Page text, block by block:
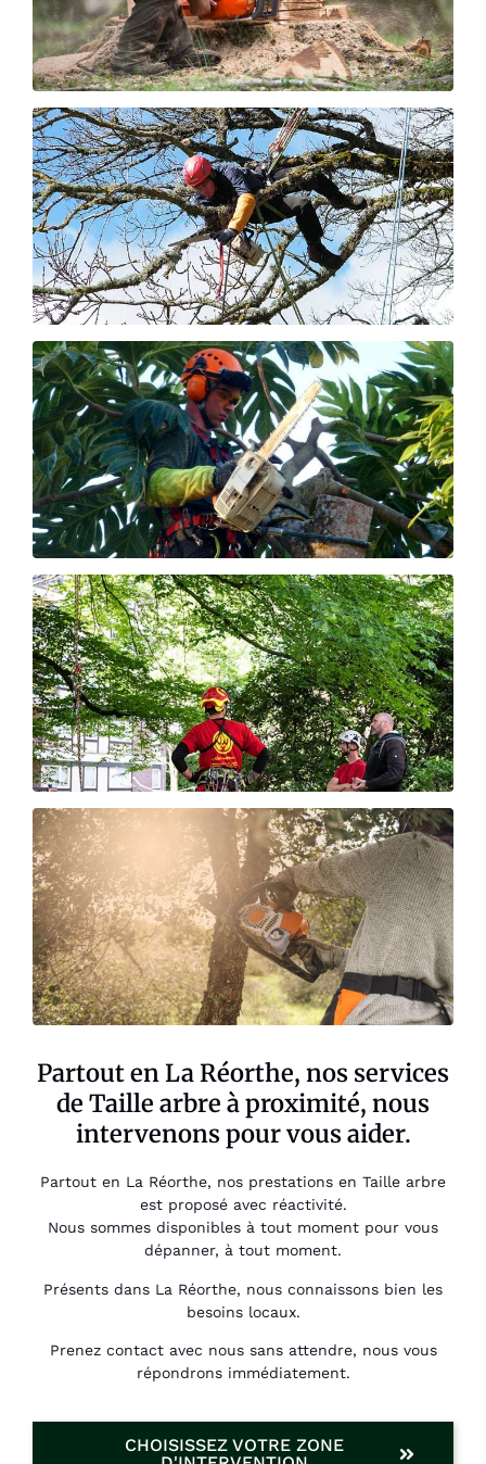
Partout en La Réorthe, nos services
de Taille arbre à proximité, nous
intervenons pour vous aider.
Partout en La Réorthe, nos prestations en Taille arbre
est proposé avec réactivité.
Nous sommes disponibles à tout moment pour vous
dépanner, à tout moment.
Présents dans La Réorthe, nous connaissons bien les
besoins locaux.
Prenez contact avec nous sans attendre, nous vous
répondrons immédiatement.
CHOISISSEZ VOTRE ZONE